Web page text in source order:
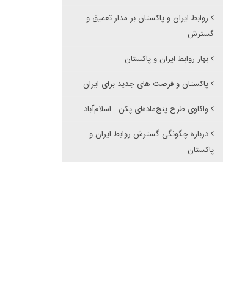
روابط ایران و پاکستان بر مدار تعمیق و
گسترش
بهار روابط ایران و پاکستان
پاکستان و فرصت های جدید برای ایران
واکاوی طرح پنج‌ماده‌ای پکن - اسلام‌آباد
درباره چگونگی گسترش روابط ایران و
پاکستان